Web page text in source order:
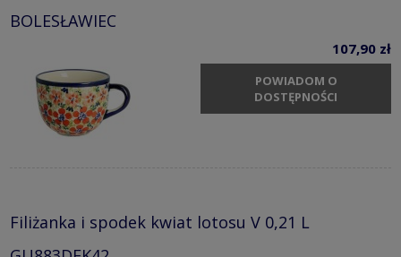
BOLESŁAWIEC
107,90 zł
POWIADOM O
DOSTĘPNOŚCI
Filiżanka i spodek kwiat lotosu V 0,21 L